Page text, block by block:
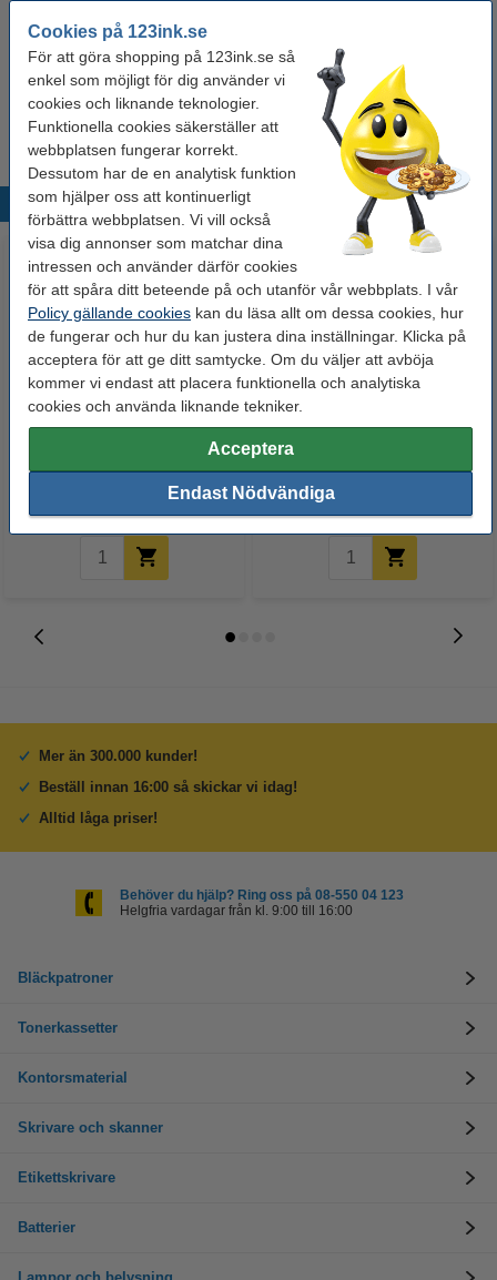
Cookies på 123ink.se
För att göra shopping på 123ink.se så
enkel som möjligt för dig använder vi
cookies och liknande teknologier.
Funktionella cookies säkerställer att
webbplatsen fungerar korrekt.
Dessutom har de en analytisk funktion
som hjälper oss att kontinuerligt
förbättra webbplatsen. Vi vill också
visa dig annonser som matchar dina
intressen och använder därför cookies
för att spåra ditt beteende på och utanför vår webbplats. I vår
Policy gällande cookies kan du läsa allt om dessa cookies, hur
de fungerar och hur du kan justera dina inställningar. Klicka på
acceptera för att ge ditt samtycke. Om du väljer att avböja
kommer vi endast att placera funktionella och analytiska
cookies och använda liknande tekniker.
Acceptera
Endast Nödvändiga
Färg: antracit
Typ: timer
Vårt artikelnr: LBE00014
Populära produkter
Varumärket 123ink
ersätter Brother TN-2420 svart
Inkl. 25% Moms
USB-minne 3.0 128GB | 123ink
275 kr
Mer än 300.000 kunder!
Beställ innan 16:00 så skickar vi idag!
Alltid låga priser!
Behöver du hjälp? Ring oss på 08-550 04 123
Helgfria vardagar från kl. 9:00 till 16:00
Bläckpatroner
Tonerkassetter
Kontorsmaterial
Skrivare och skanner
Etikettskrivare
Batterier